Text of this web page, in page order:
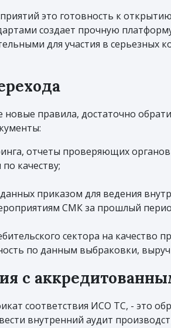
это готовность к
создает прочную
для участия в серьезных
правила, достаточно
отчеты проверяющих
качеству;
приказом для ведения
СМК за прошлый
сектора на качество
по данным выбраковки,
с
соответствия ИСО ТС, - это
внутренний аудит